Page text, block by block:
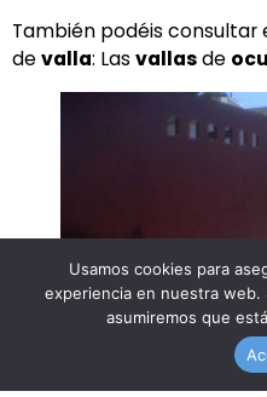
También podéis
devalla: Las vallasde
Usamos cookies para
experiencia en nuestra
asumiremos que